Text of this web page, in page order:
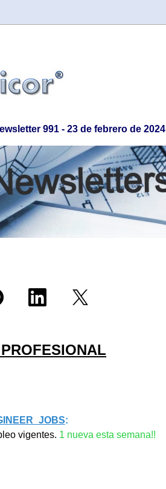
991 - 23 de febrero de 2024
:
vigentes. 1 nueva esta semana!!